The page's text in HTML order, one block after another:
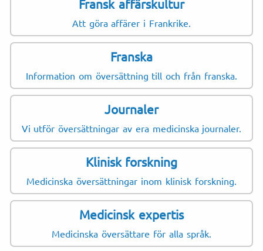
Fransk affärskultur
Att göra affärer i Frankrike.
Franska
Information om översättning till och från franska.
Journaler
Vi utför översättningar av era medicinska journaler.
Klinisk forskning
Medicinska översättningar inom klinisk forskning.
Medicinsk expertis
Medicinska översättare för alla språk.